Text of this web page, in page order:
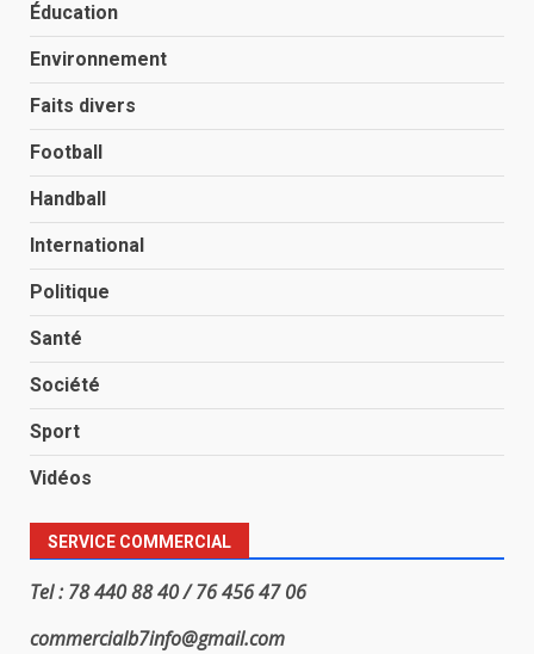
Éducation
Environnement
Faits divers
Football
Handball
International
Politique
Santé
Société
Sport
Vidéos
SERVICE COMMERCIAL
Tel : 78 440 88 40 / 76 456 47 06
commercialb7info@gmail.com